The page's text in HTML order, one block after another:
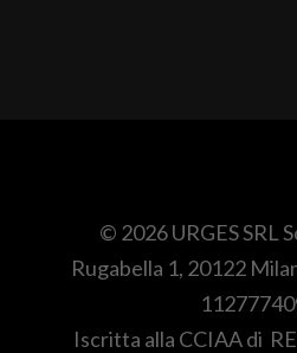
© 2026 URGES SRL
Rugabella 1, 20122
Iscritta alla CCIAA di